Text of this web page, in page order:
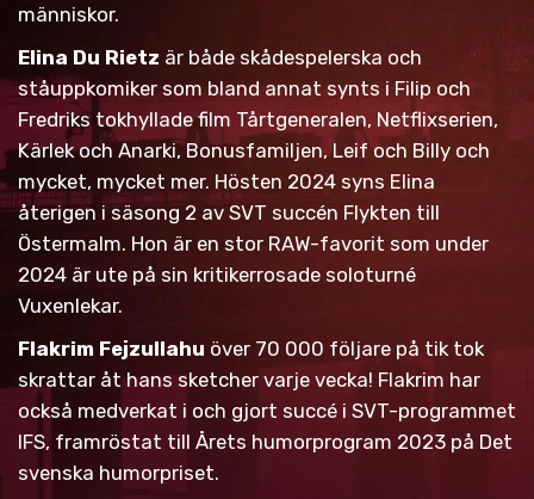
människor.
Elina Du Rietz är både skådespelerska och
ståuppkomiker som bland annat synts i Filip och
Fredriks tokhyllade film Tårtgeneralen, Netflixserien,
Kärlek och Anarki, Bonusfamiljen, Leif och Billy och
mycket, mycket mer. Hösten 2024 syns Elina
återigen i säsong 2 av SVT succén Flykten till
Östermalm. Hon är en stor RAW-favorit som under
2024 är ute på sin kritikerrosade soloturné
Vuxenlekar.
Flakrim Fejzullahu över 70 000 följare på tik tok
skrattar åt hans sketcher varje vecka! Flakrim har
också medverkat i och gjort succé i SVT-programmet
IFS, framröstat till Årets humorprogram 2023 på Det
svenska humorpriset.